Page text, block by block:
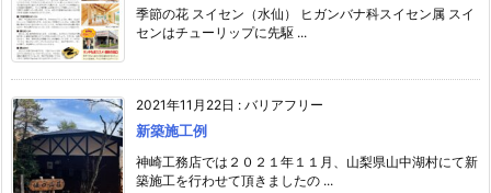
季節の花 スイセン（水仙） ヒガンバナ科スイセン属 スイ
センはチューリップに先駆 ...
2021年11月22日 : バリアフリー
新築施工例
神崎工務店では２０２１年１１月、山梨県山中湖村にて新
築施工を行わせて頂きましたの ...